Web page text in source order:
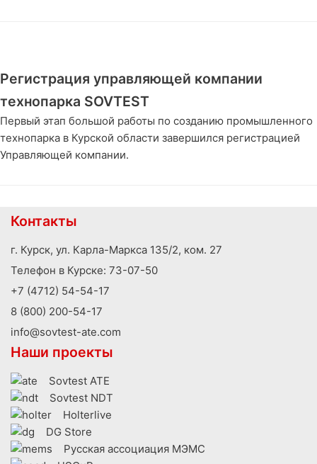
Регистрация управляющей компании
технопарка SOVTEST
Первый этап большой работы по созданию промышленного
технопарка в Курской области завершился регистрацией
Управляющей компании.
Контакты
г. Курск, ул. Карла-Маркса 135/2, ком. 27
Телефон в Курске: 73-07-50
+7 (4712) 54-54-17
8 (800) 200-54-17
info@sovtest-ate.com
Наши проекты
Sovtest ATE
Sovtest NDT
Holterlive
DG Store
Русская ассоциация МЭМС